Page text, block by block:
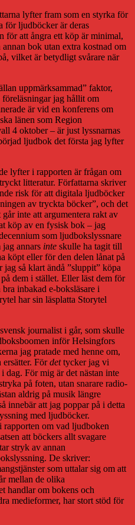
lyfter fram som en styrka för
för ljudböcker är deras
för att ångra ett köp är minimal,
bok utan extra kostnad om
vilket är betydligt svårare när
uppmärksammad” faktor,
jag hållit om
är vid en konferens om
länen som Region
4 oktober – är just lyssnarnas
ljudbok det första jag lyfter
lyfter i rapporten är frågan om
litteratur. Författarna skriver
risk för att digitala ljudböcker
av tryckta böcker”, och det
inte att argumentera rakt av
köp av en fysisk bok – jag
som ljudbokslyssnare
annars inte skulle ha tagit till
köpt eller för den delen lånat på
så klart ändå ”sluppit” köpa
dem i stället. Eller läst dem för
inbakad e-boksläsare i
har sin läsplatta Storytel
journalist i går, som skulle
inför Helsingfors
jag pratade med henne om,
Fördettycker jag vi
dag. För mig är det nästan inte
på foten, utan snarare radio-
aldrig på musik längre
innebär att jag poppar på i detta
med ljudböcker.
rapporten om vad ljudboken
att böckers allt svagare
stryk av annan
De skriver:
som uttalar sig om att
mellan de olika
handlar om bokens och
medieformer, har stort stöd för